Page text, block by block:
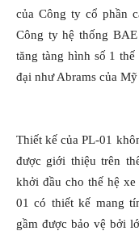
của Công ty cổ phần
Công ty hệ thống
tăng tàng hình số 1
đại như Abrams của
Thiết kế của PL-01
được giới thiệu trên
khởi đầu cho thế hệ
01 có thiết kế mang
gầm được bảo vệ bởi